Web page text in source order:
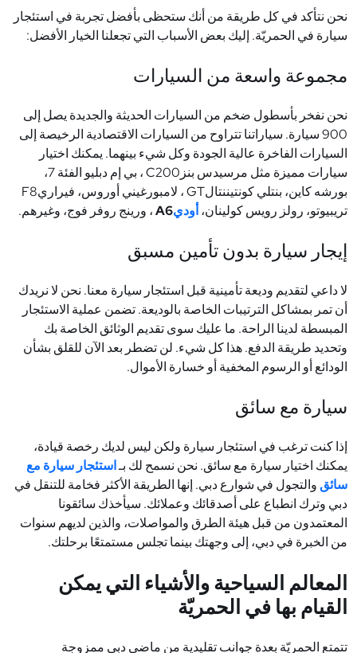
نحن نتأكد في كل طريقة من أنك ستحظى بأفضل تجربة في استئجار
سيارة في الحمريّة. إليك بعض الأسباب التي تجعلنا الخيار الأفضل:
مجموعة واسعة من السيارات
نحن نفخر بأسطول ضخم من السيارات الحديثة والجديدة يصل إلى
900 سيارة. سياراتنا تتراوح من السيارات الاقتصادية الرخيصة إلى
السيارات الفاخرة عالية الجودة وكل شيء بينهما. يمكنك اختيار
سيارات مميزة مثل مرسيدس بنز C200
، بي إم دبليو الفئة 7،
بورشه كاين، بنتلي كونتيننتالGT، لامبورغيني أوروس، فيراريF8
تريبيوتو، رولز رويس كولينان، أوديA6، ورينج روفر فوج، وغيرهم.
إيجار سيارة بدون تأمين مسبق
لا داعي لتقديم وديعة تأمينية قبل استئجار سيارة معنا. نحن لا نريدك
أن تمر بمشاكل الترتيبات الخاصة بالوديعة. تضمن عملية الاستئجار
المبسطة لدينا الراحة. ما عليك سوى تقديم الوثائق الخاصة بك
وتحديد طريقة الدفع. هذا كل شيء. لن تضطر بعد الآن للقلق بشأن
الودائع أو الرسوم المخفية أو خسارة الأموال.
سيارة مع سائق
إذا كنت ترغب في استئجار سيارة ولكن ليس لديك رخصة قيادة،
يمكنك اختيار سيارة مع سائق. نحن نسمح لك بـاستئجار سيارة مع
سائق والتجول في شوارع دبي. إنها الطريقة الأكثر فخامة للتنقل في
دبي وترك انطباع على أصدقائك وعملائك. سيأخذك سائقونا
المعتمدون من قبل هيئة الطرق والمواصلات، والذين لديهم سنوات
من الخبرة في دبي، إلى وجهتك بينما تجلس مستمتعًا برحلتك.
المعالم السياحية والأشياء التي يمكن
القيام بها في الحمريّة
تتمتع الحمريّة بعدة جوانب تقليدية من ماضي دبي ممزوجة